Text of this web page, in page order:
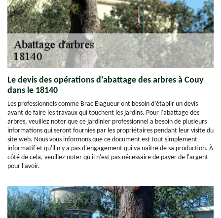
Le devis des opérations d'abattage des arbres à Couy
dans le 18140
Les professionnels comme Brac Elagueur ont besoin d’établir un devis
avant de faire les travaux qui touchent les jardins. Pour l'abattage des
arbres, veuillez noter que ce jardinier professionnel a besoin de plusieurs
informations qui seront fournies par les propriétaires pendant leur visite du
site web. Nous vous informons que ce document est tout simplement
informatif et qu'il n'y a pas d'engagement qui va naître de sa production. À
côté de cela, veuillez noter qu'il n'est pas nécessaire de payer de l'argent
pour l'avoir.